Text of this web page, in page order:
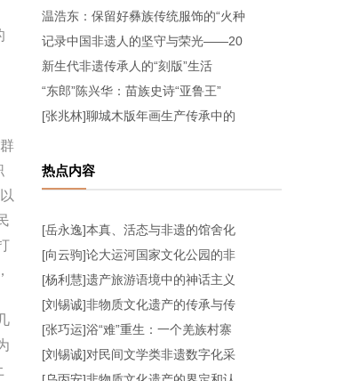
温浩东：保留好彝族传统服饰的“火种
记录中国非遗人的坚守与荣光——20
新生代非遗传承人的“刻版”生活
“东郎”陈兴华：苗族史诗“亚鲁王”
[张兆林]聊城木版年画生产传承中的
热点内容
[岳永逸]本真、活态与非遗的馆舍化
[向云驹]论大运河国家文化公园的非
[杨利慧]遗产旅游语境中的神话主义
[刘锡诚]非物质文化遗产的传承与传
[张巧运]浴“难”重生：一个羌族村寨
[刘锡诚]对民间文学类非遗数字化采